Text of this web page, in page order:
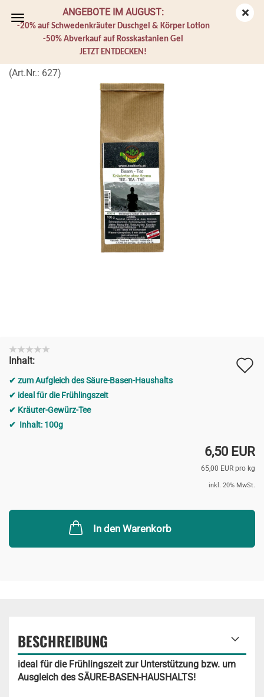
ANGEBOTE IM AUGUST:
-20% auf Schwedenkräuter Duschgel & Körper Lotion
-50% Abverkauf auf Rosskastanien Gel
JETZT ENTDECKEN!
Kräutertee "Basentee"
(Art.Nr.: 627)
Inhalt:
zum Aufgleich des Säure-Basen-Haushalts
ideal für die Frühlingszeit
Kräuter-Gewürz-Tee
Inhalt: 100g
6,50 EUR
65,00 EUR pro kg
inkl. 20% MwSt.
In den Warenkorb
BESCHREIBUNG
ideal für die Frühlingszeit zur Unterstützung bzw. um
Ausgleich des SÄURE-BASEN-HAUSHALTS!